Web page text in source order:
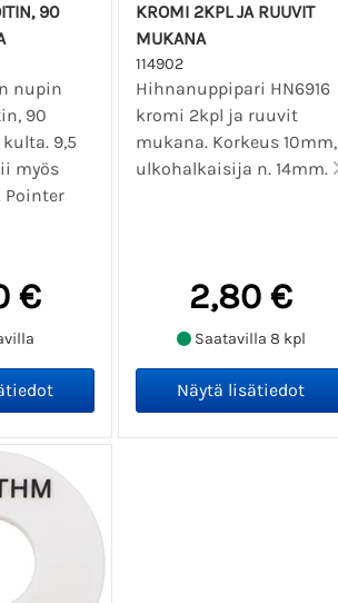
90
nupin
90
9,5
myös
Pointer
€
KROMI 2KPL JA RUUVIT
MUKANA
114902
Hihnanuppipari HN6916
kromi 2kpl ja ruuvit
mukana. Korkeus 10mm,
ulkohalkaisija n. 14mm.
2,80 €
Saatavilla 8 kpl